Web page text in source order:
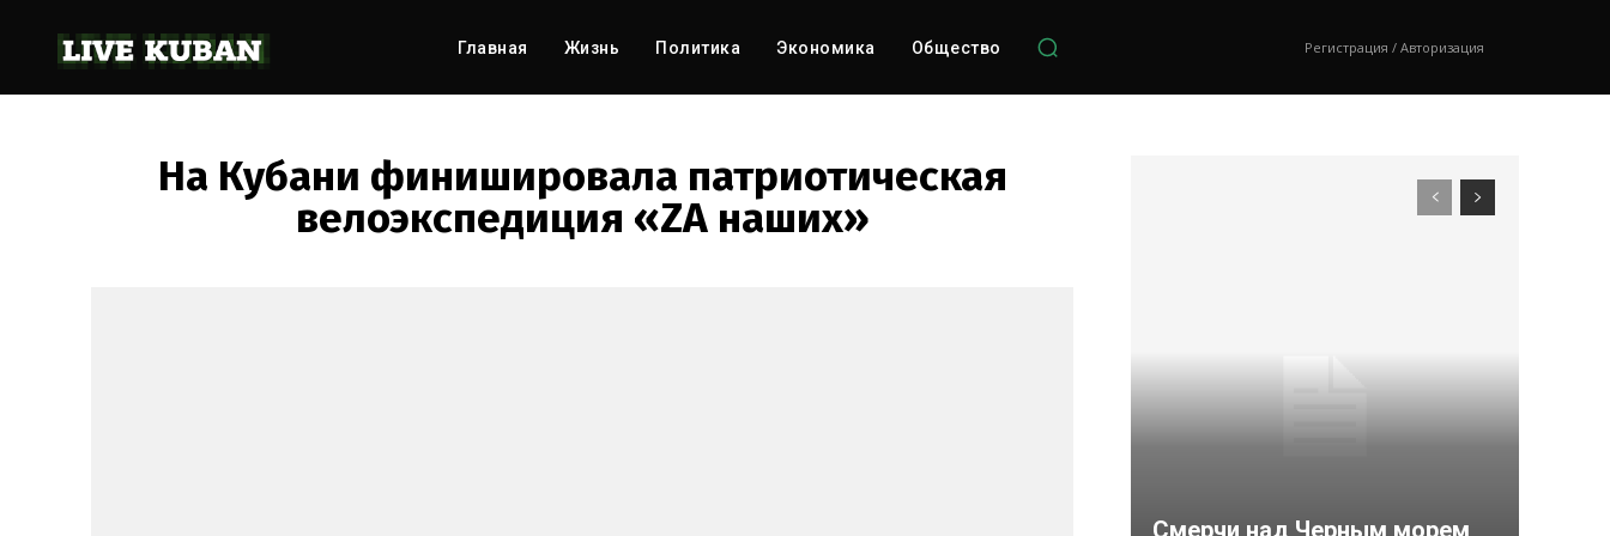
Главная Жизнь Политика Экономика Общество Регистрация / Авторизация
На Кубани финишировала патриотическая
велоэкспедиция «ZA наших»
Смерчи над Черным морем